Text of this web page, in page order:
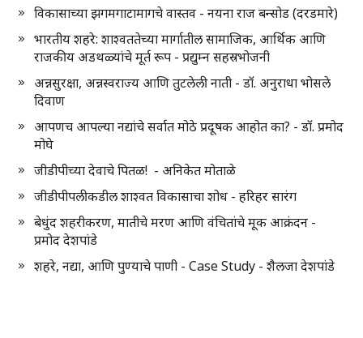
विकासाच्या झगमगाटामागचे वास्तव - नयना राज बन्सोड (दरडमारे)
भारतीय शहरे: शाश्वततेच्या मार्गातील सामाजिक, आर्थिक आणि
राजकीय अडथळ्यांचे मूर्त रूप - प्रद्युम्न सहस्रभोजनी
अन्नसुरक्षा, अन्नस्वराज्य आणि तुटलेली नाती - डॉ. अनुराधा भोसले
दिवाण
आपणच आपल्या नद्यांचे सर्वात मोठे प्रदूषक आहोत का? - डॉ. प्रमोद
मोघे
जीडीपीच्या देवाचे पितळ! - अनिकेत मोताळे
जीडीपीपलीकडील शाश्वत विकासाचा शोध - हरिहर सारंग
बेधुंद शहरीकरण, मातीचे मरण आणि वंचितांचे मूक आक्रंदन -
प्रमोद देशपांडे
शहरे, नद्या, आणि पुण्याचे पाणी - Case Study - शैलजा देशपांडे